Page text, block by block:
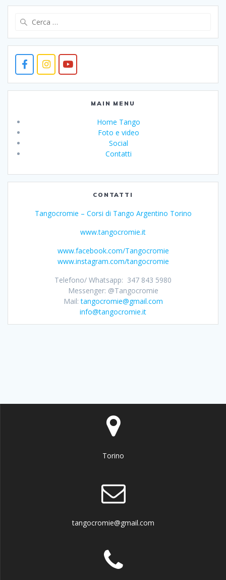
MAIN MENU
Home Tango
Foto e video
Social
Contatti
CONTATTI
Tangocromie – Corsi di Tango Argentino Torino
www.tangocromie.it
www.facebook.com/Tangocromie
www.instagram.com/tangocromie
Telefono/ Whatsapp: 347 843 5980
Messenger: @Tangocromie
Mail:tangocromie@gmail.com
info@tangocromie.it
Torino
tangocromie@gmail.com